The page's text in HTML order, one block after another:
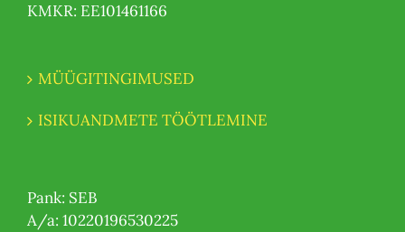
KMKR: EE101461166
MÜÜGITINGIMUSED
ISIKUANDMETE TÖÖTLEMINE
Pank: SEB
A/a: 10220196530225